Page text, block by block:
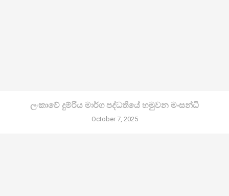
ලංකාවේ දුම්රිය මාර්ග පද්ධතියේ හමුවන මංසන්ධි
October 7, 2025